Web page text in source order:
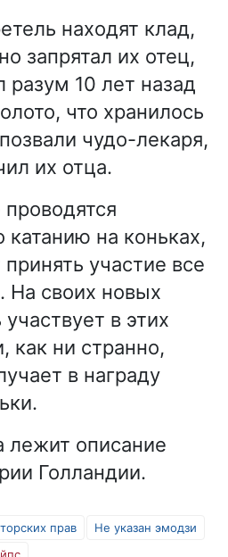
находят клад,
запрятал их отец,
разум 10 лет назад
что хранилось
чудо-лекаря,
их отца.
катанию на коньках,
участие все
своих новых
в этих
как ни странно,
в награду
лежит описание
Голландии.
прав
Не указан эмодзи